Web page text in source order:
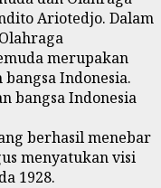
Ariotedjo. Dalam
merupakan
Indonesia.
bangsa Indonesia
berhasil menebar
menyatukan visi
1928.